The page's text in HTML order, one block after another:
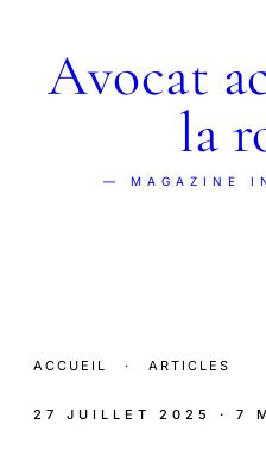
Avocat
la
— MAGAZINE
ACCUEIL · ARTICLES
27 JUILLET 2025 · 7